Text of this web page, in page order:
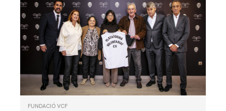
FUNDACIÓ VCF